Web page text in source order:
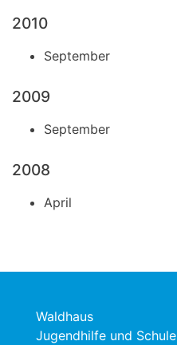
2010
September
2009
September
2008
April
Waldhaus
Jugendhilfe und Schule